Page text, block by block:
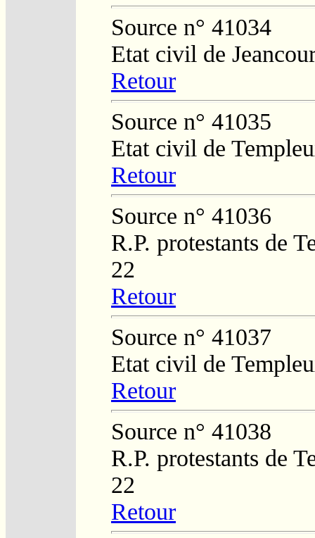
Source n° 41034
Etat civil de
Retour
Source n° 41035
Etat civil de
Retour
Source n° 41036
R.P. protestants de
22
Retour
Source n° 41037
Etat civil de
Retour
Source n° 41038
R.P. protestants de
22
Retour